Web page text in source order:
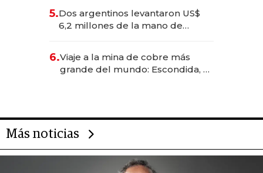
para convertirse en experiencias
transformadoras
5.Dos argentinos levantaron US$
6,2 millones de la mano de
6.Viaje a la mina de cobre más
grande del mundo: Escondida, el
Más noticias